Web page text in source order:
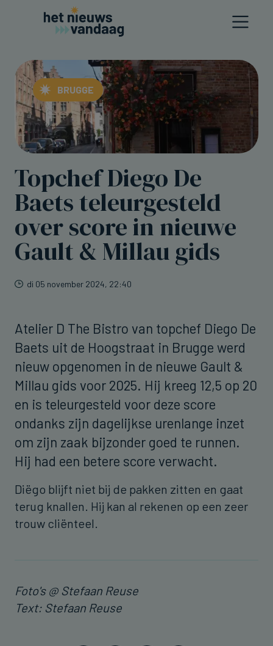
BRUGGE
Topchef Diego De
Baets teleurgesteld
over score in nieuwe
Gault & Millau gids
di 05 november 2024, 22:40
Atelier D The Bistro van topchef Diego De
Baets uit de Hoogstraat in Brugge werd
nieuw opgenomen in de nieuwe Gault &
Millau gids voor 2025. Hij kreeg 12,5 op 20
en is teleurgesteld voor deze score
ondanks zijn dagelijkse urenlange inzet
om zijn zaak bijzonder goed te runnen.
Hij had een betere score verwacht.
Diëgo blijft niet bij de pakken zitten en gaat
terug knallen. Hij kan al rekenen op een zeer
trouw cliënteel.
Foto's @ Stefaan Reuse
Text: Stefaan Reuse